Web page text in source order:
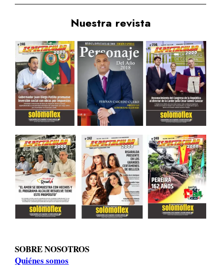
Nuestra revista
SOBRE NOSOTROS
Quiénes somos